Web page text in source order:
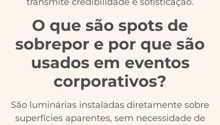
transmite credibilidade e sofisticação.
O que são spots de
sobrepor e por que são
usados em eventos
corporativos?
São luminárias instaladas diretamente sobre
superfícies aparentes, sem necessidade de